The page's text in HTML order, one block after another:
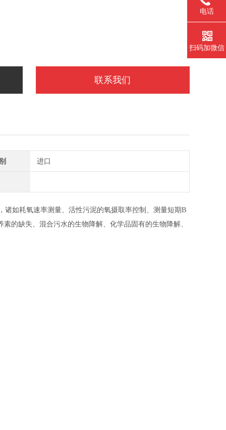
联系我们
进口
如耗氧速率测量、活性污泥的氧摄取率控制、测量短期B
的缺失、混合污水的生物降解、化学品固有的生物降解、
电话
扫码加微信